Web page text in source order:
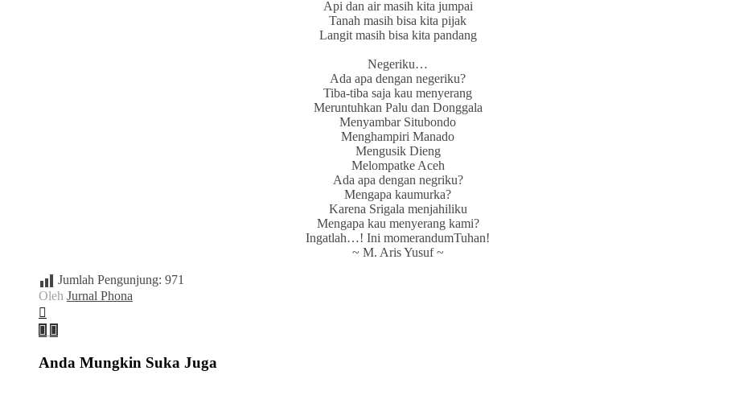
Api dan air masih kita jumpai
Tanah masih bisa kita pijak
Langit masih bisa kita pandang
Negeriku…
Ada apa dengan negeriku?
Tiba-tiba saja kau menyerang
Meruntuhkan Palu dan Donggala
Menyambar Situbondo
Menghampiri Manado
Mengusik Dieng
Melompatke Aceh
Ada apa dengan negriku?
Mengapa kaumurka?
Karena Srigala menjahiliku
Mengapa kau menyerang kami?
Ingatlah…! Ini momerandumTuhan!
~ M. Aris Yusuf ~
Jumlah Pengunjung: 971
Oleh Jurnal Phona
Anda Mungkin Suka Juga